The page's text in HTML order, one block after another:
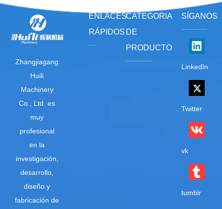
Zhangjiagang
Huili
Machinery
Co., Ltd. es
muy
profesional
en la
investigación,
desarrollo,
diseño y
fabricación de
ENLACES
RÁPIDOS
CATEGORIA
DE
PRODUCTO
SÍGANOS
LinkedIn
Twitter
vk
tumblr